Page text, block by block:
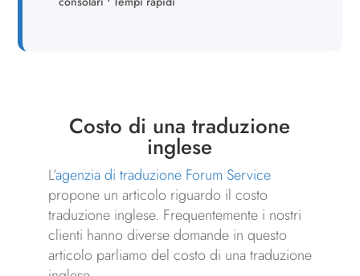
Costo di una traduzione
inglese
L’agenzia di traduzione Forum Service
propone un articolo riguardo il costo
traduzione inglese. Frequentemente i nostri
clienti hanno diverse domande in questo
articolo parliamo del costo di una traduzione